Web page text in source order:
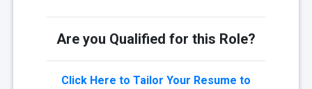
Are you Qualified for this Role?
Click Here to Tailor Your Resume to